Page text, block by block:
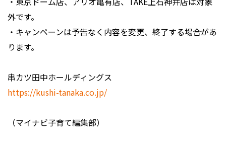
外です。
・キャンペーンは予告なく内容を変更、終了する場合があ
ります。
串カツ田中ホールディングス
https://kushi-tanaka.co.jp/
（マイナビ子育て編集部）